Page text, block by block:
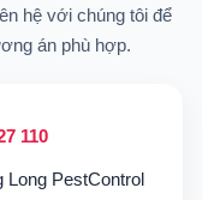
hệ với chúng tôi để
án phù hợp.
110
Long PestControl